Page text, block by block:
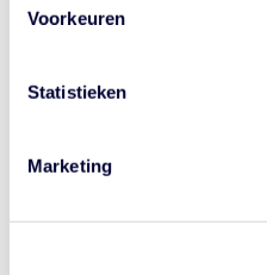
Voorkeuren
Statistieken
Marketing
DATA STAAN
TOUR VANAF
GEOPEND